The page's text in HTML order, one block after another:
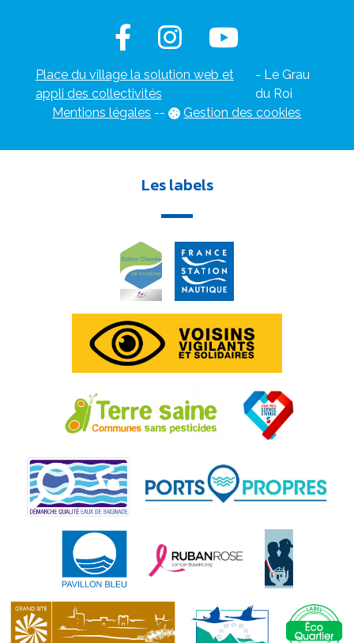
Place du village la solution web et
appli des collectivités
- Le Grau
du Roi
Mentions légales -- Gestion des cookies
Les labels